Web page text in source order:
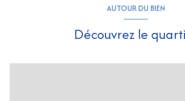
AUTOUR DU BIEN
Découvrez le